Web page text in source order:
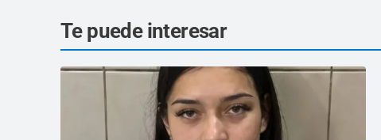
Te puede interesar